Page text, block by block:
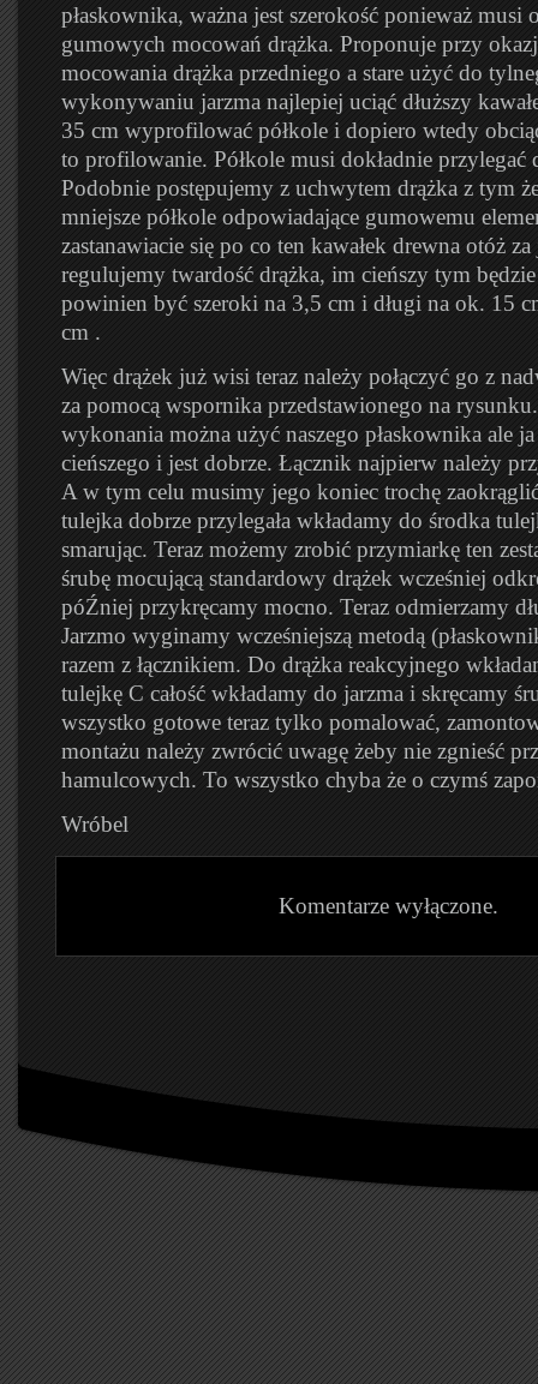
płaskownika, ważna jest szerokość ponieważ musi
gumowych mocowań drążka. Proponuje przy
mocowania drążka przedniego a stare użyć do
wykonywaniu jarzma najlepiej uciąć dłuższy
35 cm wyprofilować półkole i dopiero wtedy
to profilowanie. Półkole musi dokładnie przylegać
Podobnie postępujemy z uchwytem drążka z tym
mniejsze półkole odpowiadające gumowemu
zastanawiacie się po co ten kawałek drewna otóż
regulujemy twardość drążka, im cieńszy tym będzie
powinien być szeroki na 3,5 cm i długi na ok. 15
cm .
Więc drążek już wisi teraz należy połączyć go z
za pomocą wspornika przedstawionego na
wykonania można użyć naszego płaskownika ale
cieńszego i jest dobrze. Łącznik najpierw należy
A w tym celu musimy jego koniec trochę
tulejka dobrze przylegała wkładamy do środka
smarując. Teraz możemy zrobić przymiarkę ten
śrubę mocującą standardowy drążek wcześniej
póŹniej przykręcamy mocno. Teraz odmierzamy
Jarzmo wyginamy wcześniejszą metodą
razem z łącznikiem. Do drążka reakcyjnego
tulejkę C całość wkładamy do jarzma i skręcamy
wszystko gotowe teraz tylko pomalować,
montażu należy zwrócić uwagę żeby nie zgnieść
hamulcowych. To wszystko chyba że o czymś
Wróbel
Komentarze wyłączone.